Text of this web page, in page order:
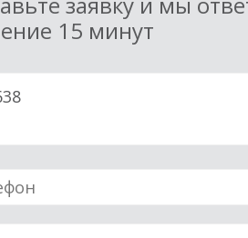
15 минут